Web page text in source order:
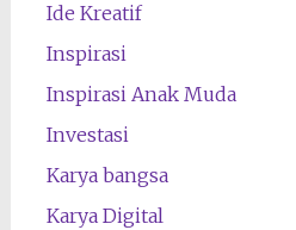
Ide Kreatif
Inspirasi
Inspirasi Anak Muda
Investasi
Karya bangsa
Karya Digital